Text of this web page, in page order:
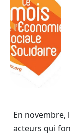
En novembre,
acteurs qui